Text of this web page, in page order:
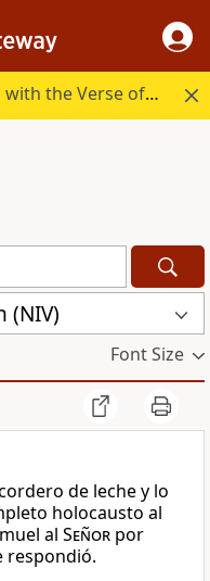
Start your day in God's Word with the Verse of the Day.
(NIV)
Font Size
de leche y lo
holocausto al
al Señor por
respondió.